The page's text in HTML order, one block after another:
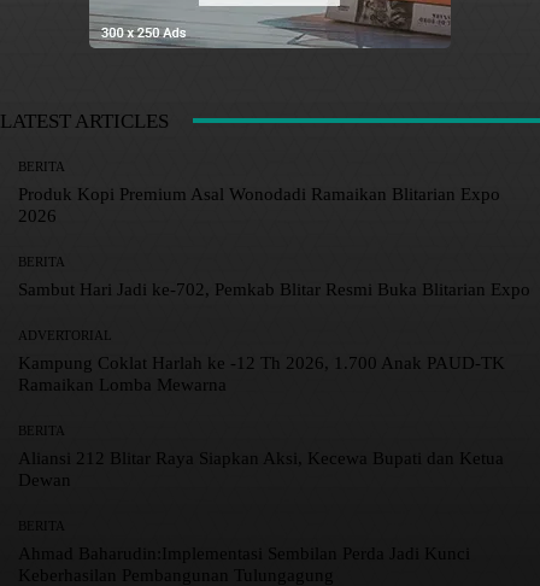
LATEST ARTICLES
BERITA
Produk Kopi Premium Asal Wonodadi Ramaikan Blitarian Expo
2026
BERITA
Sambut Hari Jadi ke-702, Pemkab Blitar Resmi Buka Blitarian Expo
ADVERTORIAL
Kampung Coklat Harlah ke -12 Th 2026, 1.700 Anak PAUD-TK
Ramaikan Lomba Mewarna
BERITA
Aliansi 212 Blitar Raya Siapkan Aksi, Kecewa Bupati dan Ketua
Dewan
BERITA
Ahmad Baharudin:Implementasi Sembilan Perda Jadi Kunci
Keberhasilan Pembangunan Tulungagung